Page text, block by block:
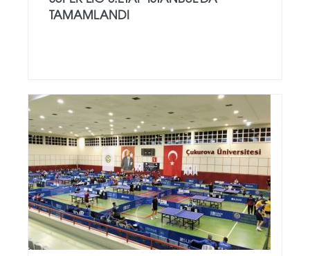
TAMAMLANDI